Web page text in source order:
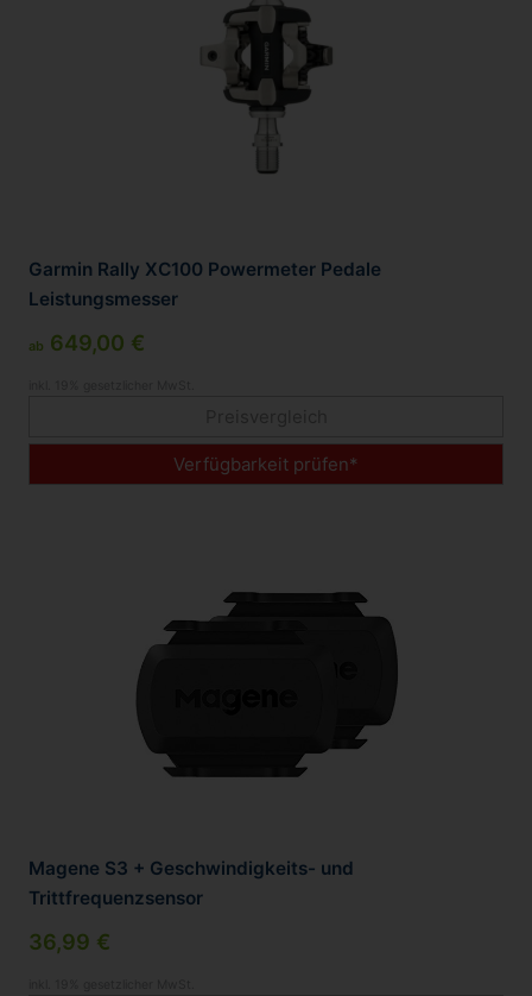
Garmin Rally XC100 Powermeter Pedale
Leistungsmesser
ab 649,00 €
Verfügbarkeit prüfen*
Magene S3 + Geschwindigkeits- und
Trittfrequenzsensor
36,99 €